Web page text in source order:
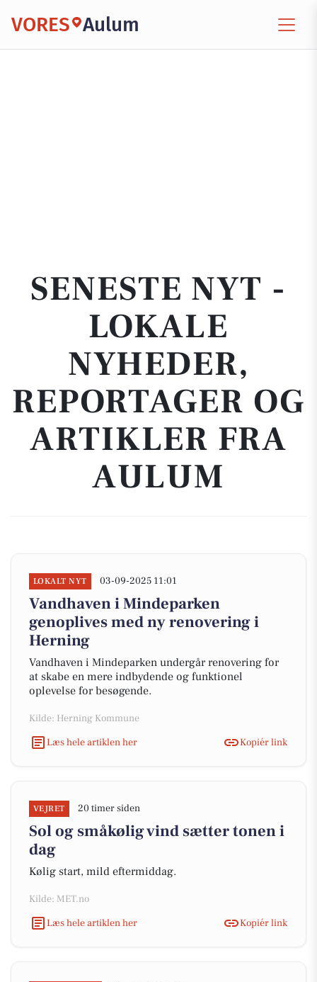
VORES Aulum
SENESTE NYT -
LOKALE
NYHEDER,
REPORTAGER OG
ARTIKLER FRA
AULUM
LOKALT NYT 03-09-2025 11:01
Vandhaven i Mindeparken
genoplives med ny renovering i
Herning
Vandhaven i Mindeparken undergår renovering for
at skabe en mere indbydende og funktionel
oplevelse for besøgende.
Kilde: Herning Kommune
Læs hele artiklen her
Kopiér link
VEJRET 20 timer siden
Sol og småkølig vind sætter tonen i
dag
Kølig start, mild eftermiddag.
Kilde: MET.no
Læs hele artiklen her
Kopiér link